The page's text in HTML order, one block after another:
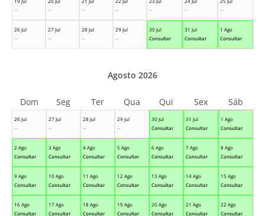
--
--
--
--
--
--
--
26 Jul
--
27 Jul
--
28 Jul
--
29 Jul
--
30 Jul
Consultar
31 Jul
Consultar
1 Ago
Consultar
26 Jul
--
27 Jul
--
28 Jul
--
29 Jul
--
30 Jul
Consultar
31 Jul
Consultar
1 Ago
Consultar
2 Ago
Consultar
3 Ago
Consultar
4 Ago
Consultar
5 Ago
Consultar
6 Ago
Consultar
7 Ago
Consultar
8 Ago
Consultar
9 Ago
Consultar
10 Ago
Consultar
11 Ago
Consultar
12 Ago
Consultar
13 Ago
Consultar
14 Ago
Consultar
15 Ago
Consultar
16 Ago
Consultar
17 Ago
Consultar
18 Ago
Consultar
19 Ago
Consultar
20 Ago
Consultar
21 Ago
Consultar
22 Ago
Consultar
Agosto 2026
Dom Seg Ter Qua Qui Sex Sáb